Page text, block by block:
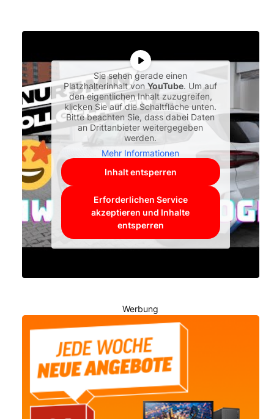
Sie sehen gerade einen
Platzhalterinhalt vonYouTube. Um auf
den eigentlichen Inhalt zuzugreifen,
klicken Sie auf die Schaltfläche unten.
Bitte beachten Sie, dass dabei Daten
an Drittanbieter weitergegeben
werden.
Mehr Informationen
Inhalt entsperren
Erforderlichen Service
akzeptieren und Inhalte
entsperren
Werbung